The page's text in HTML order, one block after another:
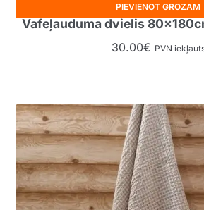
Vafeļauduma dvielis
30.00€ PVN
PIEVIENOT GROZAM